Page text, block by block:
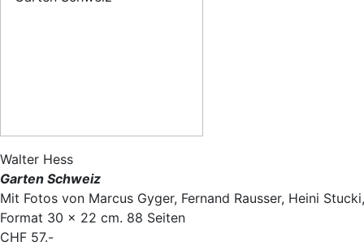
Walter Hess
Garten Schweiz
Mit Fotos von Marcus Gyger, Fernand Rausser, Heini
Format 30 × 22 cm. 88 Seiten
CHF 57.-